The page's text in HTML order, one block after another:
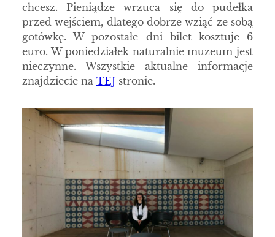
chcesz. Pieniądze wrzuca się do pudełka
przed wejściem, dlatego dobrze wziąć ze sobą
gotówkę. W pozostałe dni bilet kosztuje 6
euro. W poniedziałek naturalnie muzeum jest
nieczynne. Wszystkie aktualne informacje
znajdziecie na TEJ stronie.